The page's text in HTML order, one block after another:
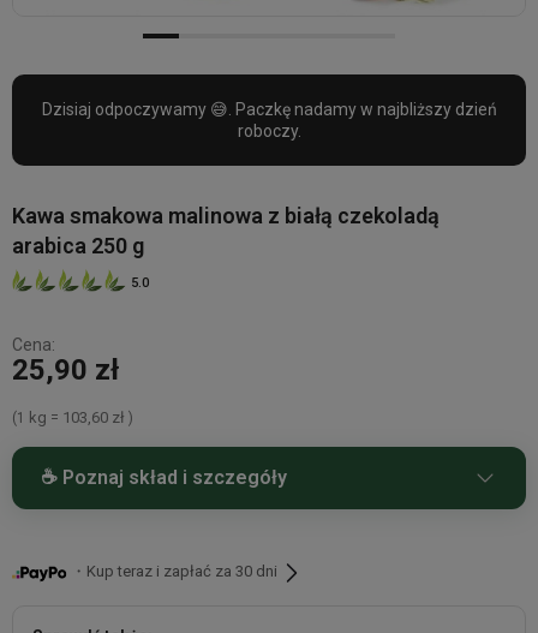
Dzisiaj odpoczywamy 😅. Paczkę nadamy w najbliższy dzień
roboczy.
Kawa smakowa malinowa z białą czekoladą
arabica 250 g
5.0
Cena:
25,90 zł
(1 kg = 103,60 zł )
☕ Poznaj skład i szczegóły
Bazą tej kawy są ziarna 100% arabica pochodzące z
・Kup teraz i zapłać za 30 dni